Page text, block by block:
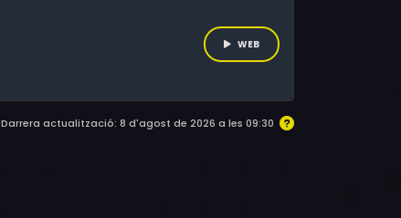
WEB
Darrera actualització: 8 d'agost de 2026 a les 09:30